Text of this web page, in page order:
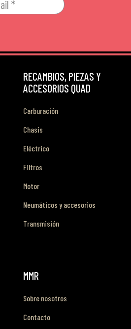
RECAMBIOS, PIEZAS Y
ACCESORIOS QUAD
Carburación
Chasis
Eléctrico
Filtros
Motor
Neumáticos y accesorios
Transmisión
MMR
Sobre nosotros
Contacto